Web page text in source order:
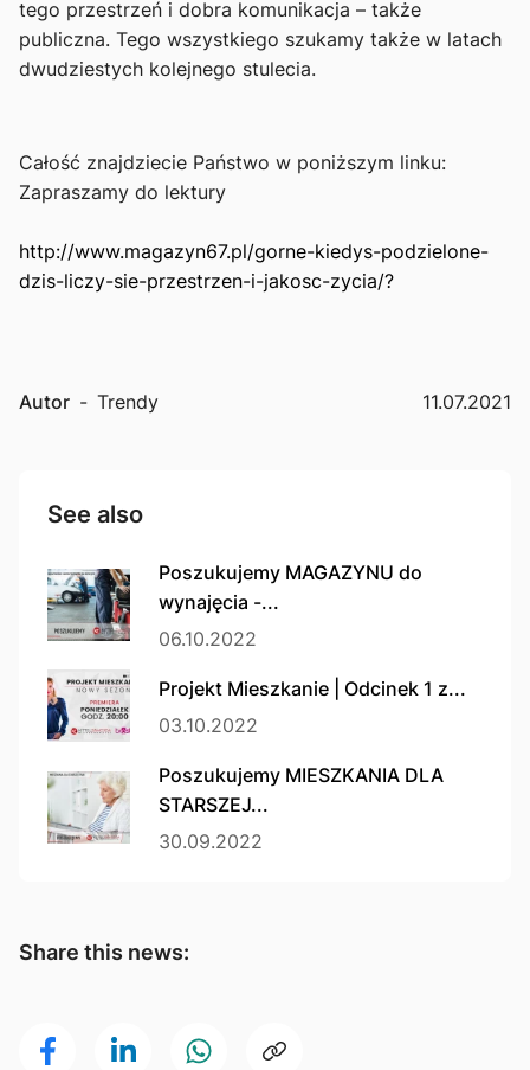
tego przestrzeń i dobra komunikacja – także
publiczna. Tego wszystkiego szukamy także w latach
dwudziestych kolejnego stulecia.
Całość znajdziecie Państwo w poniższym linku:
Zapraszamy do lektury
http://www.magazyn67.pl/gorne-kiedys-podzielone-
dzis-liczy-sie-przestrzen-i-jakosc-zycia/?
Autor - Trendy 11.07.2021
See also
Poszukujemy MAGAZYNU do
wynajęcia -...
06.10.2022
Projekt Mieszkanie | Odcinek 1 z...
03.10.2022
Poszukujemy MIESZKANIA DLA
STARSZEJ...
30.09.2022
Share this news: